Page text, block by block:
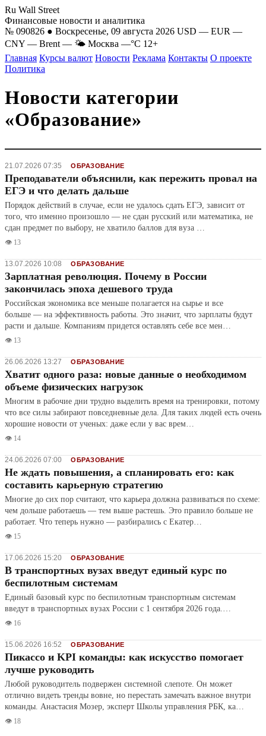
Ru Wall Street
Финансовые новости и аналитика
№ 090826 ● Воскресенье, 09 августа 2026 USD — EUR —
CNY — Brent — 🌤 Москва —°C 12+
Главная Курсы валют Новости Реклама Контакты О проекте
Политика
Новости категории
«Образование»
21.07.2026 07:35 ОБРАЗОВАНИЕ
Преподаватели объяснили, как пережить провал на
ЕГЭ и что делать дальше
Порядок действий в случае, если не удалось сдать ЕГЭ, зависит от
того, что именно произошло — не сдан русский или математика, не
сдан предмет по выбору, не хватило баллов для вуза …
👁️ 13
13.07.2026 10:08 ОБРАЗОВАНИЕ
Зарплатная революция. Почему в России
закончилась эпоха дешевого труда
Российская экономика все меньше полагается на сырье и все
больше — на эффективность работы. Это значит, что зарплаты будут
расти и дальше. Компаниям придется оставлять себе все мен…
👁️ 13
26.06.2026 13:27 ОБРАЗОВАНИЕ
Хватит одного раза: новые данные о необходимом
объеме физических нагрузок
Многим в рабочие дни трудно выделить время на тренировки, потому
что все силы забирают повседневные дела. Для таких людей есть очень
хорошие новости от ученых: даже если у вас врем…
👁️ 14
24.06.2026 07:00 ОБРАЗОВАНИЕ
Не ждать повышения, а спланировать его: как
составить карьерную стратегию
Многие до сих пор считают, что карьера должна развиваться по схеме:
чем дольше работаешь — тем выше растешь. Это правило больше не
работает. Что теперь нужно — разбирались с Екатер…
👁️ 15
17.06.2026 15:20 ОБРАЗОВАНИЕ
В транспортных вузах введут единый курс по
беспилотным системам
Единый базовый курс по беспилотным транспортным системам
введут в транспортных вузах России с 1 сентября 2026 года.…
👁️ 16
15.06.2026 16:52 ОБРАЗОВАНИЕ
Пикассо и KPI команды: как искусство помогает
лучше руководить
Любой руководитель подвержен системной слепоте. Он может
отлично видеть тренды вовне, но перестать замечать важное внутри
команды. Анастасия Мозер, эксперт Школы управления РБК, ка…
👁️ 18